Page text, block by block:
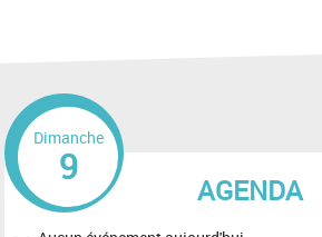
AGENDA
Dimanche
9